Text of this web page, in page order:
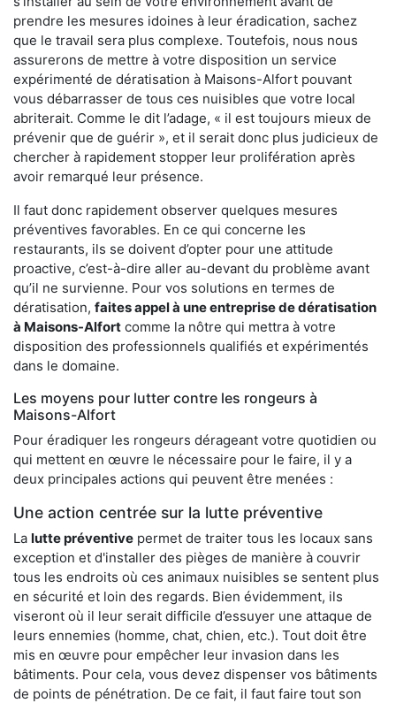
prendre les mesures idoines à leur éradication, sachez
que le travail sera plus complexe. Toutefois, nous nous
assurerons de mettre à votre disposition un service
expérimenté de dératisation à Maisons-Alfort pouvant
vous débarrasser de tous ces nuisibles que votre local
abriterait. Comme le dit l’adage, « il est toujours mieux de
prévenir que de guérir », et il serait donc plus judicieux de
chercher à rapidement stopper leur prolifération après
avoir remarqué leur présence.
Il faut donc rapidement observer quelques mesures
préventives favorables. En ce qui concerne les
restaurants, ils se doivent d’opter pour une attitude
proactive, c’est-à-dire aller au-devant du problème avant
qu’il ne survienne. Pour vos solutions en termes de
dératisation, faites appel à une entreprise de dératisation
à Maisons-Alfort comme la nôtre qui mettra à votre
disposition des professionnels qualifiés et expérimentés
dans le domaine.
Les moyens pour lutter contre les rongeurs à
Maisons-Alfort
Pour éradiquer les rongeurs dérageant votre quotidien ou
qui mettent en œuvre le nécessaire pour le faire, il y a
deux principales actions qui peuvent être menées :
Une action centrée sur la lutte préventive
La lutte préventive permet de traiter tous les locaux sans
exception et d'installer des pièges de manière à couvrir
tous les endroits où ces animaux nuisibles se sentent plus
en sécurité et loin des regards. Bien évidemment, ils
viseront où il leur serait difficile d’essuyer une attaque de
leurs ennemies (homme, chat, chien, etc.). Tout doit être
mis en œuvre pour empêcher leur invasion dans les
bâtiments. Pour cela, vous devez dispenser vos bâtiments
de points de pénétration. De ce fait, il faut faire tout son